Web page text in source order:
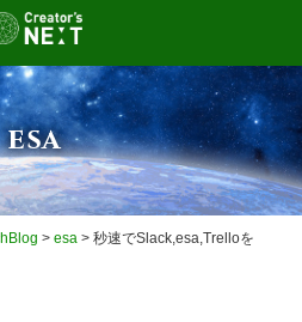
esa
>esa >秒速でSlack,esa,Trelloを